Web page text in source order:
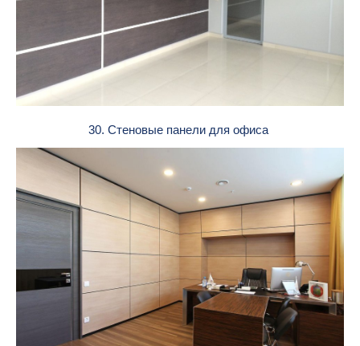
30. Стеновые панели для офиса